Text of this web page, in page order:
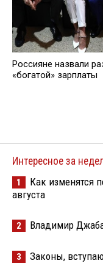
Россияне назвали
«богатой» зарплаты
Интересное за
1
Как изменятся
августа
2 Владимир
3 Законы,